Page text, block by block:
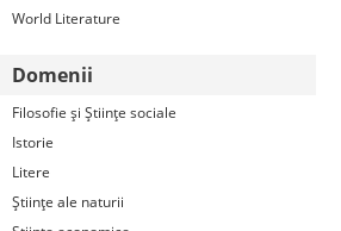
World Literature
Domenii
Filosofie şi Ştiinţe sociale
Istorie
Litere
Ştiinţe ale naturii